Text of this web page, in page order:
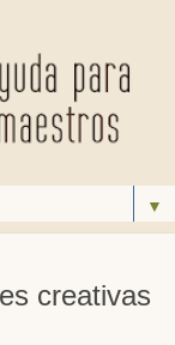
▼
creativas